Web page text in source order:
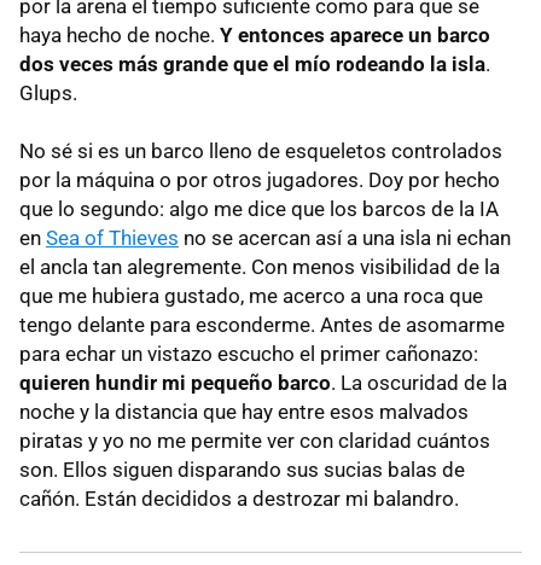
por la arena el tiempo suficiente como para que se
haya hecho de noche. Y entonces aparece un barco
dos veces más grande que el mío rodeando la isla.
Glups.
No sé si es un barco lleno de esqueletos controlados
por la máquina o por otros jugadores. Doy por hecho
que lo segundo: algo me dice que los barcos de la IA
en Sea of Thieves no se acercan así a una isla ni echan
el ancla tan alegremente. Con menos visibilidad de la
que me hubiera gustado, me acerco a una roca que
tengo delante para esconderme. Antes de asomarme
para echar un vistazo escucho el primer cañonazo:
quieren hundir mi pequeño barco. La oscuridad de la
noche y la distancia que hay entre esos malvados
piratas y yo no me permite ver con claridad cuántos
son. Ellos siguen disparando sus sucias balas de
cañón. Están decididos a destrozar mi balandro.